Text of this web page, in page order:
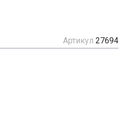
Артикул 27694